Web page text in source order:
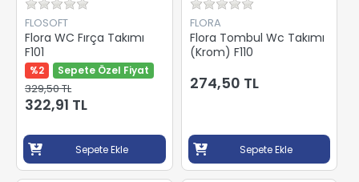
FLOSOFT
Flora WC Fırça Takımı
F101
%2 Sepete Özel Fiyat
329,50 TL
322,91 TL
Sepete Ekle
FLORA
Flora Tombul Wc Takımı
(Krom) F110
274,50 TL
Sepete Ekle